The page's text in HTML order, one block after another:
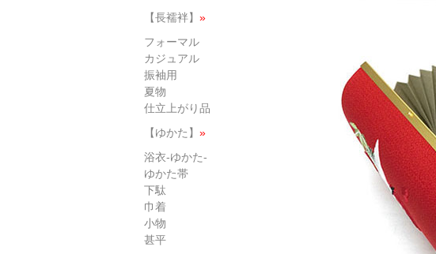
【長襦袢】 »
フォーマル
カジュアル
振袖用
夏物
仕立上がり品
【ゆかた】 »
浴衣-ゆかた-
ゆかた帯
下駄
巾着
小物
甚平